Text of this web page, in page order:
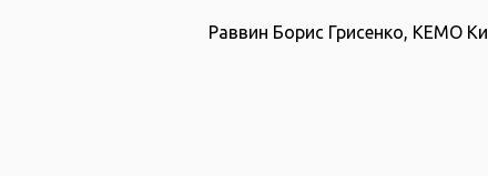
Раввин Борис Грисенко, КЕМО